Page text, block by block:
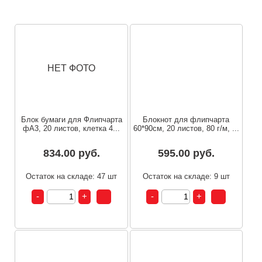
НЕТ ФОТО
Блок бумаги для Флипчарта
фА3, 20 листов, клетка 4...
834.00 руб.
Остаток на складе: 47 шт
Блокнот для флипчарта
60*90см, 20 листов, 80 г/м, ...
595.00 руб.
Остаток на складе: 9 шт